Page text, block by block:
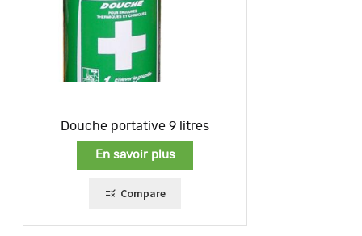
Douche portative 9 litres
En savoir plus
Compare